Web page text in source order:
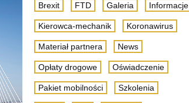
Brexit FTD Galeria Informacje
Kierowca-mechanik Koronawirus
Materiał partnera News
Opłaty drogowe Oświadczenie
Pakiet mobilności Szkolenia